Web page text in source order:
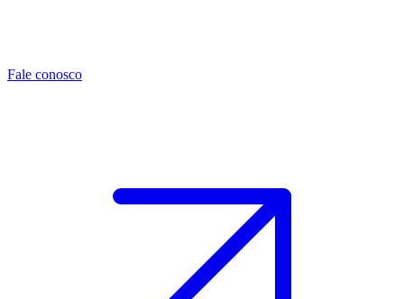
Fale conosco